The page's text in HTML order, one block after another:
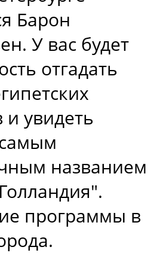
Барон
У вас будет
отгадать
и увидеть
названием
программы в